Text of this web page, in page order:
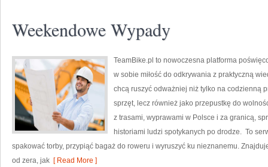
Weekendowe Wypady
TeamBike.pl to nowoczesna platforma
w sobie miłość do odkrywania z praktyczną
chcą ruszyć odważniej niż tylko na codzienną
sprzęt, lecz również jako przepustkę do
z trasami, wyprawami w Polsce i za granicą,
historiami ludzi spotykanych po drodze. To
spakować torby, przypiąć bagaż do roweru i wyruszyć ku nieznanemu.
od zera, jak [ Read More ]